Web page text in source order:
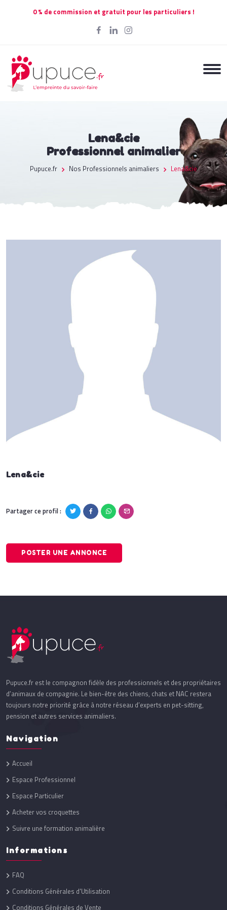
0 % de commission et gratuit pour les particuliers !
Lena&cie
Professionnel animalier
Pupuce.fr Nos Professionnels animaliers Lena&cie
Lena&cie
Partager ce profil :
POSTER UNE ANNONCE
Pupuce.fr est le compagnon fidèle des professionnels et des propriétaires
d’animaux de compagnie. Le bien-être des chiens, chats et NAC restera
toujours notre priorité grâce à notre réseau d’experts en pet-sitting,
pension et autres services animaliers.
Navigation
Accueil
Espace Professionnel
Espace Particulier
Acheter vos croquettes
Suivre une formation animalière
Informations
FAQ
Conditions Générales d'Utilisation
Conditions Générales de Vente